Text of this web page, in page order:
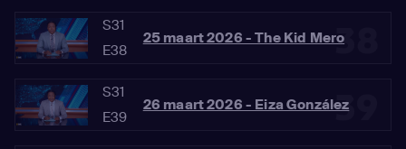
38
S31
E38
25 maart 2026 - The Kid Mero
39
S31
E39
26 maart 2026 - Eiza González